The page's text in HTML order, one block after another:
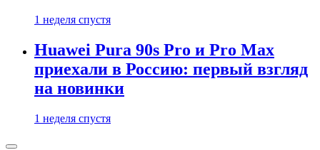
1 неделя спустя
Huawei Pura 90s Pro и Pro Max
приехали в Россию: первый взгляд
на новинки
1 неделя спустя